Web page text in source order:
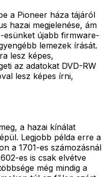
a Pioneer háza tájáról
hazai megjelenése, ám
esünket újabb firmware-
lemezek írását.
lesz képes,
az adatokat DVD-RW
lesz képes írni,
a hazai kínálat
Legjobb példa erre a
a 1701-es számozásnál
es is csak elvétve
még mindig a